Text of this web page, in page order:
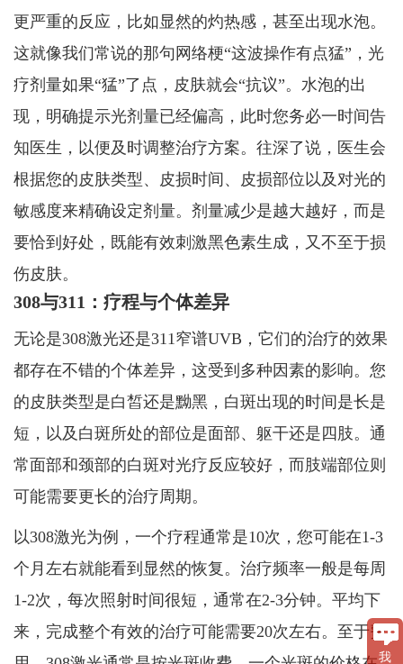
更严重的反应，比如显然的灼热感，甚至出现水泡。
这就像我们常说的那句网络梗“这波操作有点猛”，光
疗剂量如果“猛”了点，皮肤就会“抗议”。水泡的出
现，明确提示光剂量已经偏高，此时您务必一时间告
知医生，以便及时调整治疗方案。往深了说，医生会
根据您的皮肤类型、皮损时间、皮损部位以及对光的
敏感度来精确设定剂量。剂量减少是越大越好，而是
要恰到好处，既能有效刺激黑色素生成，又不至于损
伤皮肤。
308与311：疗程与个体差异
无论是308激光还是311窄谱UVB，它们的治疗的效果
都存在不错的个体差异，这受到多种因素的影响。您
的皮肤类型是白皙还是黝黑，白斑出现的时间是长是
短，以及白斑所处的部位是面部、躯干还是四肢。通
常面部和颈部的白斑对光疗反应较好，而肢端部位则
可能需要更长的治疗周期。
以308激光为例，一个疗程通常是10次，您可能在1-3
个月左右就能看到显然的恢复。治疗频率一般是每周
1-2次，每次照射时间很短，通常在2-3分钟。平均下
来，完成整个有效的治疗可能需要20次左右。至于费
我